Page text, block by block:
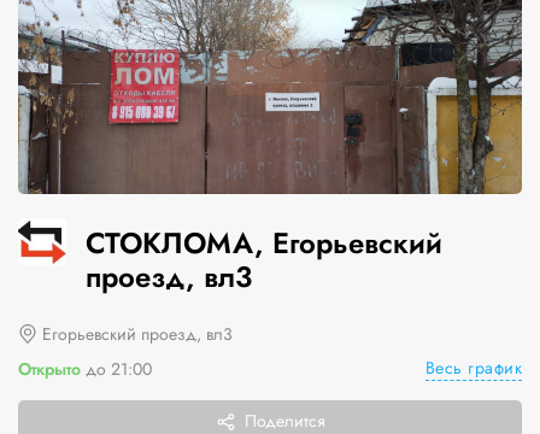
СТОКЛОМА, Егорьевский
проезд, вл3
Егорьевский проезд, вл3
Открыто до 21:00 Весь график
Поделится